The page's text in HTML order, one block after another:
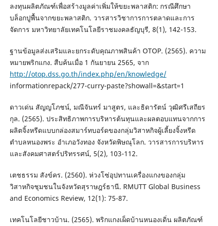
ลงทุนผลิตภัณฑ์เพื่อสร้างมูลค่าเพิ่มให้ขยะพลาสติก: กรณีศึกษา
บล็อกปูพื้นจากขยะพลาสติก. วารสารวิชาการการตลาดและการ
จัดการ มหาวิทยาลัยเทคโนโลยีราชมงคลธัญบุรี, 8(1), 142-153.
ฐานข้อมูลส่งเสริมและยกระดับคุณภาพสินค้า OTOP. (2565). ความ
หมายพริกแกง. สืบค้นเมื่อ 1 กันยายน 2565, จาก
http://otop.dss.go.th/index.php/en/knowledge/
informationrepack/277-curry-paste?showall=&start=1
ดาวเด่น สัญญโภชน์, มณีจันทร์ มาสูตร, และธิดารัตน์ วุฒิศรีเสถียร
กุล. (2565). ประสิทธิภาพการบริหารต้นทุนและผลตอบแทนจากการ
ผลิตจิ้งหรีดแบบกล่องสมาร์ทบอร์ดของกลุ่มวิสาหกิจผู้เลี้ยงจิ้งหรีด
ตำบลหนองพระ อำเภอวังทอง จังหวัดพิษณุโลก. วารสารการบริหาร
และสังคมศาสตร์ปริทรรศน์, 5(2), 103-112.
เตชธรรม สังข์คร. (2560). ห่วงโซ่อุปทานเครื่องแกงของกลุ่ม
วิสาหกิจชุมชนในจังหวัดสุราษฎร์ธานี. RMUTT Global Business
and Economics Review, 12(1): 75-87.
เทคโนโลยีชาวบ้าน. (2565). พริกแกงเผ็ดบ้านหนองเดิ่น ผลิตภัณฑ์